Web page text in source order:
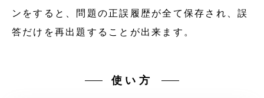
ンをすると、問題の正誤履歴が全て保存され、誤
答だけを再出題することが出来ます。
使い方